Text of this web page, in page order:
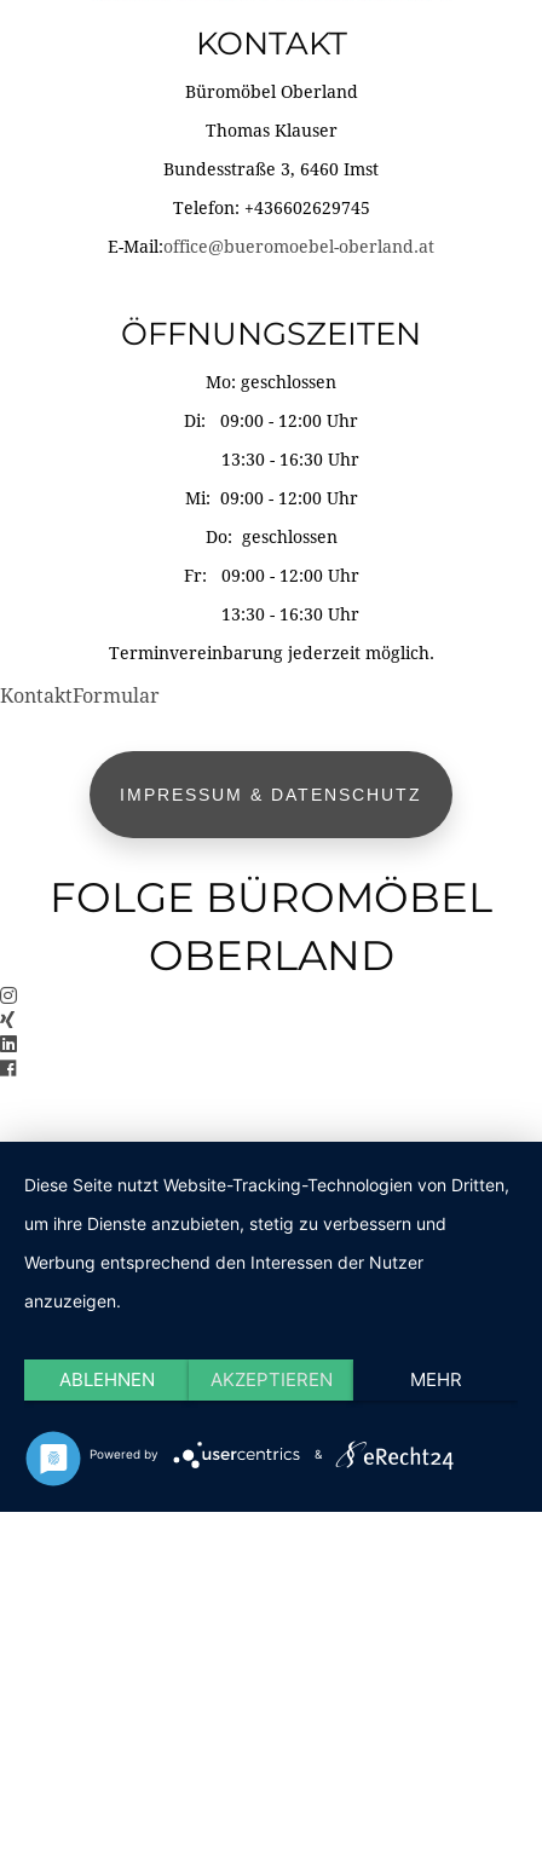
KONTAKT
Büromöbel Oberland
Thomas Klauser
Bundesstraße 3, 6460 Imst
Telefon: +436602629745
E-Mail:office@bueromoebel-oberland.at
ÖFFNUNGSZEITEN
Mo: geschlossen
Di: 09:00 - 12:00 Uhr
13:30 - 16:30 Uhr
Mi: 09:00 - 12:00 Uhr
Do: geschlossen
Fr: 09:00 - 12:00 Uhr
13:30 - 16:30 Uhr
Terminvereinbarung jederzeit möglich.
KontaktFormular
IMPRESSUM & DATENSCHUTZ
FOLGE BÜROMÖBEL
OBERLAND
Diese Seite nutzt Website-Tracking-Technologien von Dritten,
um ihre Dienste anzubieten, stetig zu verbessern und
Werbung entsprechend den Interessen der Nutzer
anzuzeigen.
ABLEHNEN AKZEPTIEREN MEHR
Powered by &